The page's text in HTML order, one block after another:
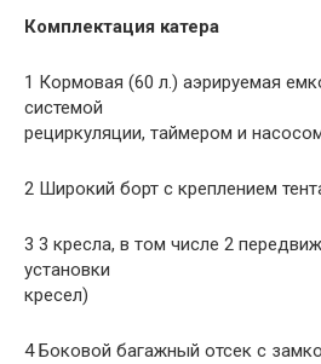
Комплектация катера
1 Кормовая (60 л.) аэрируемая
системой
рециркуляции, таймером и
2 Широкий борт с креплением
3 3 кресла, в том числе 2
установки
кресел)
4 Боковой багажный отсек с